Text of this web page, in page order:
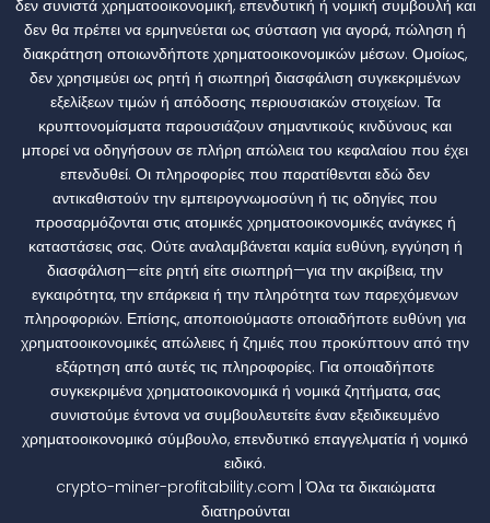
δεν συνιστά χρηματοοικονομική, επενδυτική ή νομική συμβουλή και
δεν θα πρέπει να ερμηνεύεται ως σύσταση για αγορά, πώληση ή
διακράτηση οποιωνδήποτε χρηματοοικονομικών μέσων. Ομοίως,
δεν χρησιμεύει ως ρητή ή σιωπηρή διασφάλιση συγκεκριμένων
εξελίξεων τιμών ή απόδοσης περιουσιακών στοιχείων. Τα
κρυπτονομίσματα παρουσιάζουν σημαντικούς κινδύνους και
μπορεί να οδηγήσουν σε πλήρη απώλεια του κεφαλαίου που έχει
επενδυθεί. Οι πληροφορίες που παρατίθενται εδώ δεν
αντικαθιστούν την εμπειρογνωμοσύνη ή τις οδηγίες που
προσαρμόζονται στις ατομικές χρηματοοικονομικές ανάγκες ή
καταστάσεις σας. Ούτε αναλαμβάνεται καμία ευθύνη, εγγύηση ή
διασφάλιση—είτε ρητή είτε σιωπηρή—για την ακρίβεια, την
εγκαιρότητα, την επάρκεια ή την πληρότητα των παρεχόμενων
πληροφοριών. Επίσης, αποποιούμαστε οποιαδήποτε ευθύνη για
χρηματοοικονομικές απώλειες ή ζημιές που προκύπτουν από την
εξάρτηση από αυτές τις πληροφορίες. Για οποιαδήποτε
συγκεκριμένα χρηματοοικονομικά ή νομικά ζητήματα, σας
συνιστούμε έντονα να συμβουλευτείτε έναν εξειδικευμένο
χρηματοοικονομικό σύμβουλο, επενδυτικό επαγγελματία ή νομικό
ειδικό.
crypto-miner-profitability.com | Όλα τα δικαιώματα
διατηρούνται